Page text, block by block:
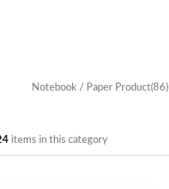
Notebook / Paper Product(86)
items in this category